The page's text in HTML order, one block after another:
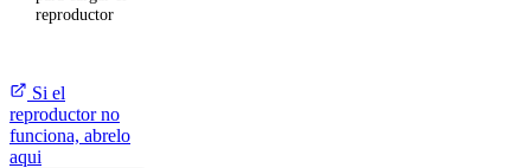
reproductor
Si el
reproductor no
funciona, abrelo
aqui